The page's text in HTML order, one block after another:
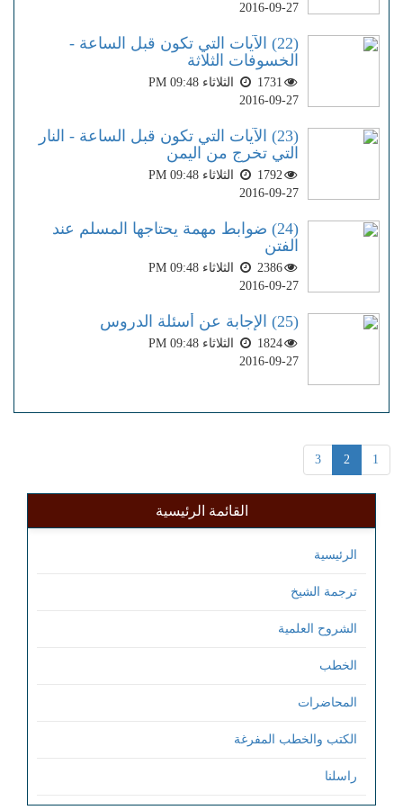
2016-09-27
(22) الآيات التي تكون قبل الساعة -
الخسوفات الثلاثة
1731
الثلاثاء PM 09:48
2016-09-27
(23) الآيات التي تكون قبل الساعة - النار
التي تخرج من اليمن
1792
الثلاثاء PM 09:48
2016-09-27
(24) ضوابط مهمة يحتاجها المسلم عند
الفتن
2386
الثلاثاء PM 09:48
2016-09-27
(25) الإجابة عن أسئلة الدروس
1824
الثلاثاء PM 09:48
2016-09-27
1
2
3
القائمة الرئيسية
الرئيسية
ترجمة الشيخ
الشروح العلمية
الخطب
المحاضرات
الكتب والخطب المفرغة
راسلنا